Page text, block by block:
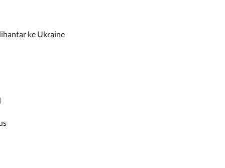
ke Ukraine